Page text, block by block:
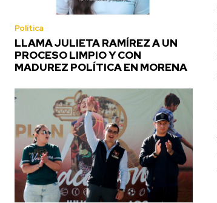
Política
LLAMA JULIETA RAMÍREZ A UN
PROCESO LIMPIO Y CON
MADUREZ POLÍTICA EN MORENA